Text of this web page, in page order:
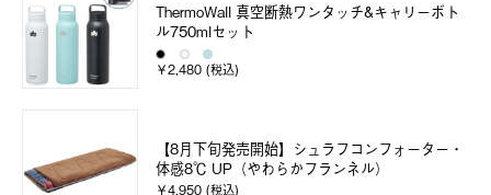
ThermoWall 真空断熱ワンタッチ&キャリーボト
ル750mlセット
￥2,480 (税込)
【8月下旬発売開始】シュラフコンフォーター・
体感8℃ UP（やわらかフランネル）
￥4,950 (税込)